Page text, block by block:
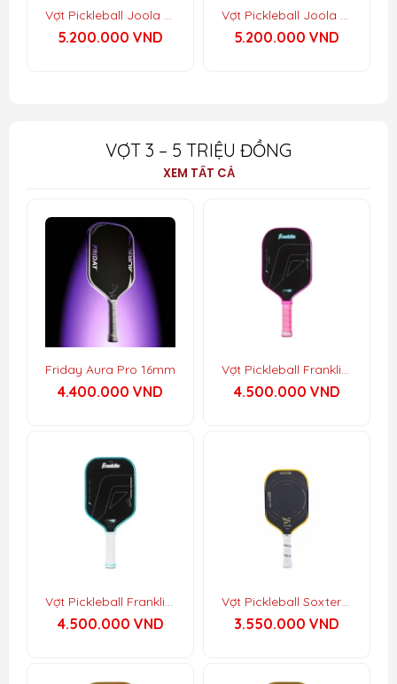
Vợt Pickleball Joola Scorpeus Pro IV – Vietnam Colorway
5.200.000 VND
Vợt Pickleball Joola Hyperion Pro IV – Vietnam Colorway
5.200.000 VND
VỢT 3 – 5 TRIỆU ĐỒNG
XEM TẤT CẢ
Friday Aura Pro 16mm
4.400.000 VND
Vợt Pickleball Franklin C45º Parris Todd Signature
4.500.000 VND
Vợt Pickleball Franklin C45º Hayden Series
4.500.000 VND
Vợt Pickleball Soxter Lạc Hồng
3.550.000 VND